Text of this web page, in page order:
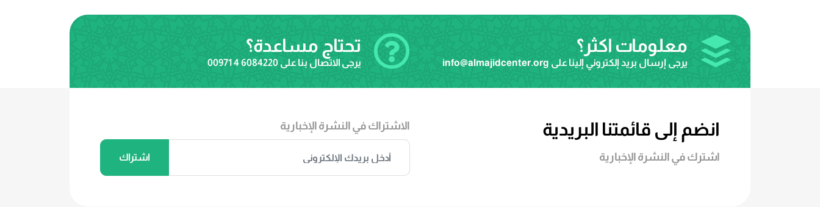
معلومات اكثر؟
يرجى إرسال بريد إلكتروني إلينا على info@almajidcenter.org
تحتاج مساعدة؟
يرجى الاتصال بنا على 00971 4 6084220
انضم إلى قائمتنا البريدية
اشترك في النشرة الإخبارية
الاشتراك في النشرة الإخبارية